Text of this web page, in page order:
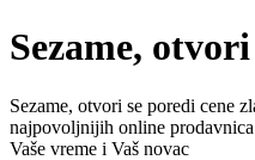
Sezame, otvori
Sezame, otvori se poredi cene
najpovoljnijih online
Vaše vreme i Vaš novac